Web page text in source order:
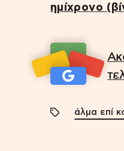
ημίχρονο
άλμα επί